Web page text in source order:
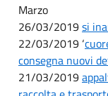
Marzo
26/03/2019si
22/03/2019 ‘
consegna nuovi
21/03/2019